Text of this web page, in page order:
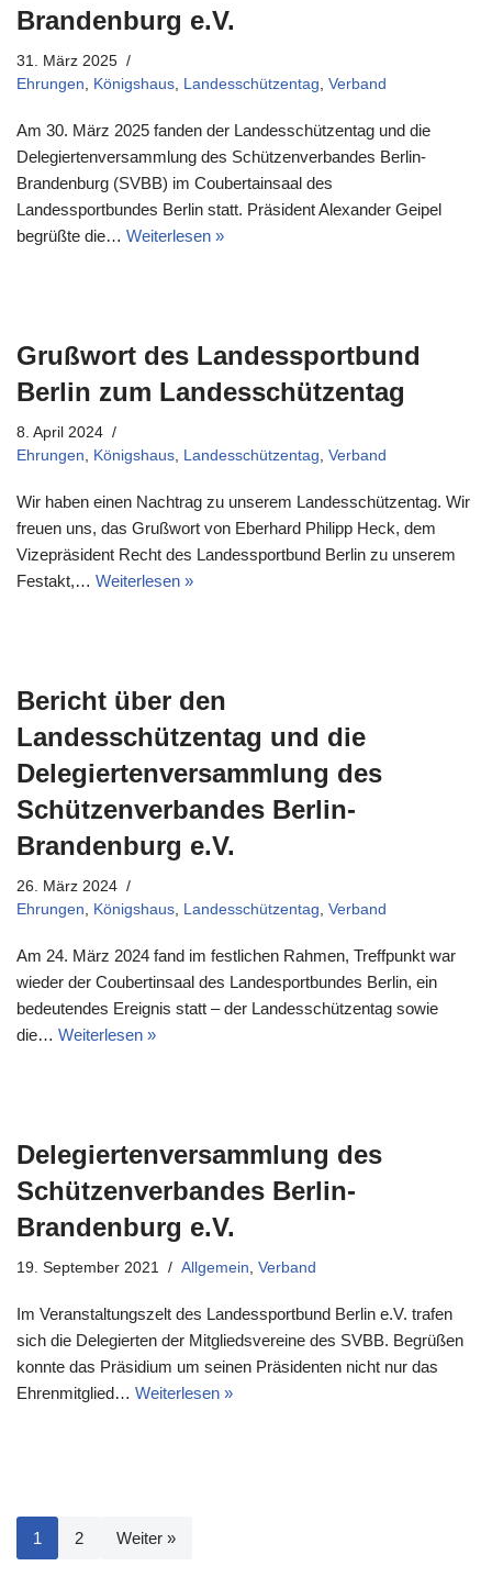
Brandenburg e.V.
31. März 2025
Ehrungen, Königshaus, Landesschützentag, Verband
Am 30. März 2025 fanden der Landesschützentag und die
Delegiertenversammlung des Schützenverbandes Berlin-
Brandenburg (SVBB) im Coubertainsaal des
Landessportbundes Berlin statt. Präsident Alexander Geipel
begrüßte die… Weiterlesen »
Grußwort des Landessportbund
Berlin zum Landesschützentag
8. April 2024
Ehrungen, Königshaus, Landesschützentag, Verband
Wir haben einen Nachtrag zu unserem Landesschützentag. Wir
freuen uns, das Grußwort von Eberhard Philipp Heck, dem
Vizepräsident Recht des Landessportbund Berlin zu unserem
Festakt,… Weiterlesen »
Bericht über den
Landesschützentag und die
Delegiertenversammlung des
Schützenverbandes Berlin-
Brandenburg e.V.
26. März 2024
Ehrungen, Königshaus, Landesschützentag, Verband
Am 24. März 2024 fand im festlichen Rahmen, Treffpunkt war
wieder der Coubertinsaal des Landesportbundes Berlin, ein
bedeutendes Ereignis statt – der Landesschützentag sowie
die… Weiterlesen »
Delegiertenversammlung des
Schützenverbandes Berlin-
Brandenburg e.V.
19. September 2021 Allgemein, Verband
Im Veranstaltungszelt des Landessportbund Berlin e.V. trafen
sich die Delegierten der Mitgliedsvereine des SVBB. Begrüßen
konnte das Präsidium um seinen Präsidenten nicht nur das
Ehrenmitglied… Weiterlesen »
1 2 Weiter »